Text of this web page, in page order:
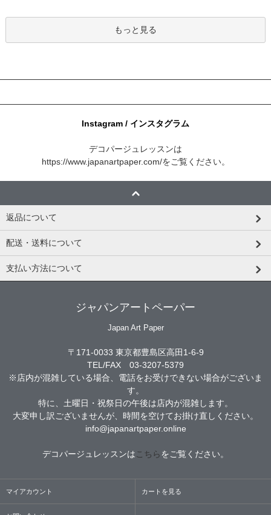
もっと見る
Instagram / インスタグラム
デコパージュレッスンは
https://www.japanartpaper.com/をご覧ください。
返品について
配送・送料について
支払い方法について
ジャパンアートペーパー
Japan Art Paper
〒171-0033 東京都豊島区高田1-6-9
TEL/FAX 03-3207-5379
※店内が混雑している場合、電話をお受けできない場合がございま
す。
特に、土曜日・祝祭日の午後は店内が混雑します。
大変申し訳ございませんが、時間を空けてお掛け直しください。
info@japanartpaper.online
デコパージュレッスンは こちらをご覧ください。
マイアカウント カートを見る